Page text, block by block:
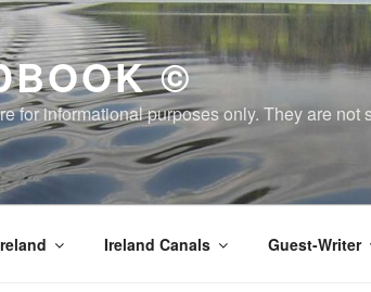
©
for informational purposes only. They are
Ireland Canals Guest-Writer